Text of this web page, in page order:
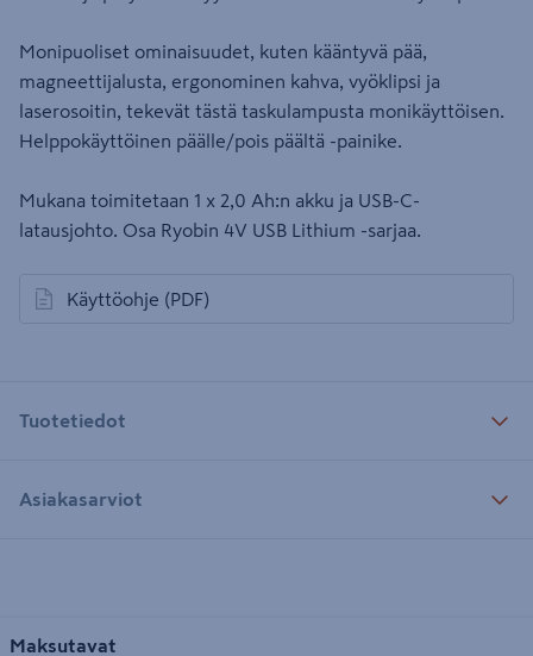
Monipuoliset ominaisuudet, kuten kääntyvä pää,
magneettijalusta, ergonominen kahva, vyöklipsi ja
laserosoitin, tekevät tästä taskulampusta monikäyttöisen.
Helppokäyttöinen päälle/pois päältä -painike.
Mukana toimitetaan 1 x 2,0 Ah:n akku ja USB-C-
latausjohto. Osa Ryobin 4V USB Lithium -sarjaa.
Käyttöohje (PDF)
avautuu uuteen välilehteen
Tuotetiedot
Asiakasarviot
Maksutavat